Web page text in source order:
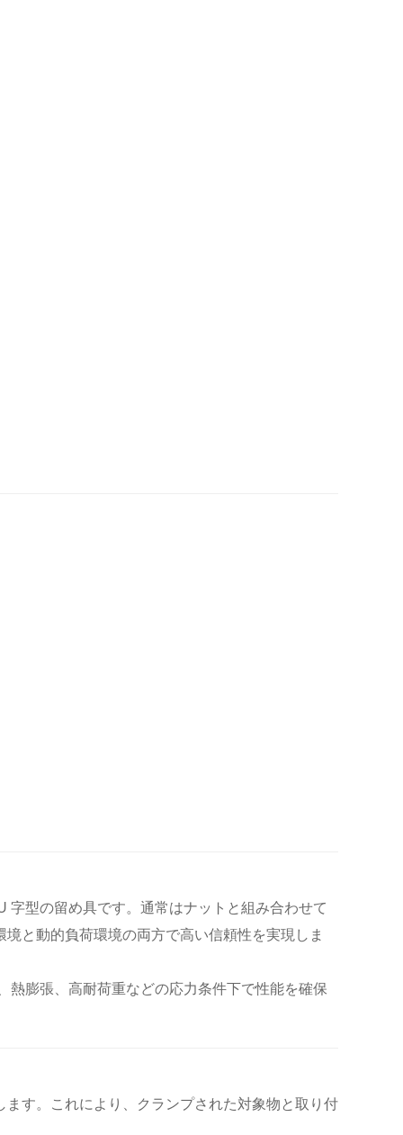
型の留め具です。通常はナットと組み合わせて
と動的負荷環境の両方で高い信頼性を実現しま
熱膨張、高耐荷重などの応力条件下で性能を確保
す。これにより、クランプされた対象物と取り付